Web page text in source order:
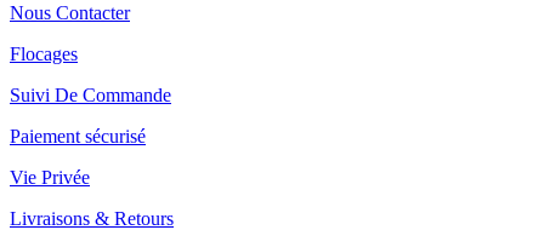
Nous Contacter
Flocages
Suivi De Commande
Paiement sécurisé
Vie Privée
Livraisons & Retours